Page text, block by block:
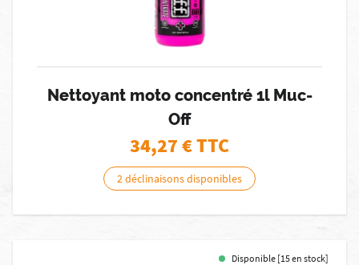
Nettoyant moto concentré 1l Muc-
Off
34,27€ TTC
2 déclinaisons disponibles
Disponible [15 en stock]